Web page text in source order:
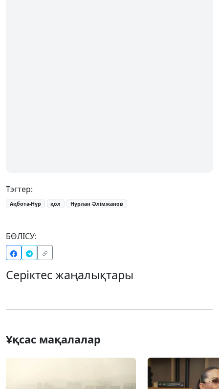
Тэгтер:
Ақбота-Нұр қол Нұрлан Әлімжанов
БӨЛІСУ:
Серіктес жаңалықтары
Ұқсас мақалалар